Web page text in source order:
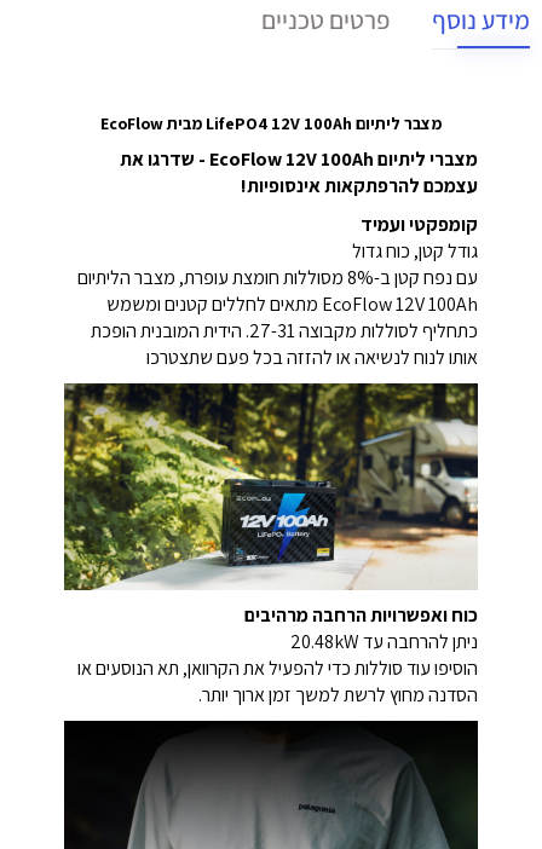
מידע נוסף פרטים טכניים
מצבר ליתיום LifePO4 12V 100Ah מבית EcoFlow
מצברי ליתיום EcoFlow 12V 100Ah - שדרגו את
עצמכם להרפתקאות אינסופיות!
קומפקטי ועמיד
גודל קטן, כוח גדול
עם נפח קטן ב-8% מסוללות חומצת עופרת, מצבר הליתיום
EcoFlow 12V 100Ah מתאים לחללים קטנים ומשמש
כתחליף לסוללות מקבוצה 27-31. הידית המובנית הופכת
אותו לנוח לנשיאה או להזזה בכל פעם שתצטרכו
כוח ואפשרויות הרחבה מרהיבים
ניתן להרחבה עד 20.48kW
הוסיפו עוד סוללות כדי להפעיל את הקרוואן, תא הנוסעים או
הסדנה מחוץ לרשת למשך זמן ארוך יותר.